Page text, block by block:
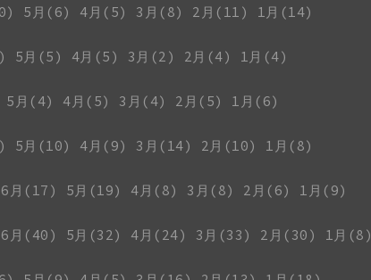
5月(6) 4月(5) 3月(8) 2月(11)
1月(14)
5月(5) 4月(5) 3月(2) 2月(4)
1月(4)
5月(4) 4月(5) 3月(4) 2月(5)
1月(6)
5月(10) 4月(9) 3月(14) 2月(10)
1月(8)
6月(17) 5月(19) 4月(8) 3月(8) 2月(6)
1月(9)
6月(40) 5月(32) 4月(24) 3月(33) 2月(30)
1月(8)